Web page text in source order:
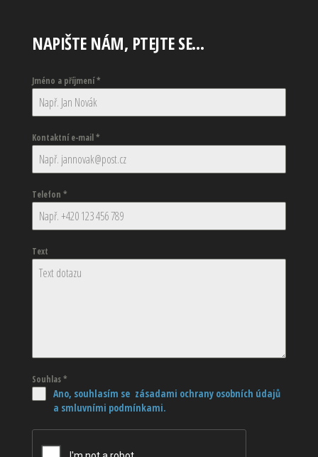
NAPIŠTE NÁM, PTEJTE SE…
Jméno a příjmení*
Kontaktní e-mail*
Telefon *
Text
Souhlas*
Ano, souhlasím se zásadami ochrany osobních údajů
a smluvními podmínkami.